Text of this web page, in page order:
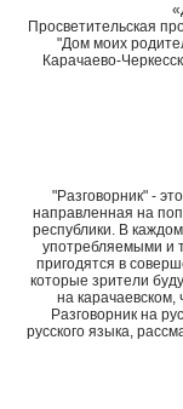
Просветительская
"Дом моих
Карачаево-
"Разговорник" -
направленная на
республики. В
употребляемыми и
пригодятся в
которые зрители
на карачаевском,
Разговорник на
русского языка,